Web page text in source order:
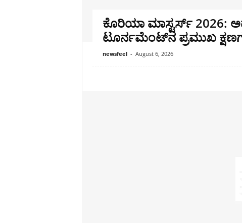
ಕೊರಿಯಾ ಮಾಸ್ಟರ್ಸ್ 2026:
ಟೂರ್ನಮೆಂಟ್‌ನ ಪ್ರಮುಖ
newsfeel - August 6, 2026